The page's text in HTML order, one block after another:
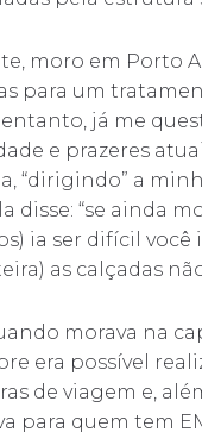
moro em Porto
para um
entanto, já me
e prazeres
“dirigindo” a
disse: “se ainda
ia ser difícil
as calçadas
morava na
era possível
de viagem e,
para quem tem